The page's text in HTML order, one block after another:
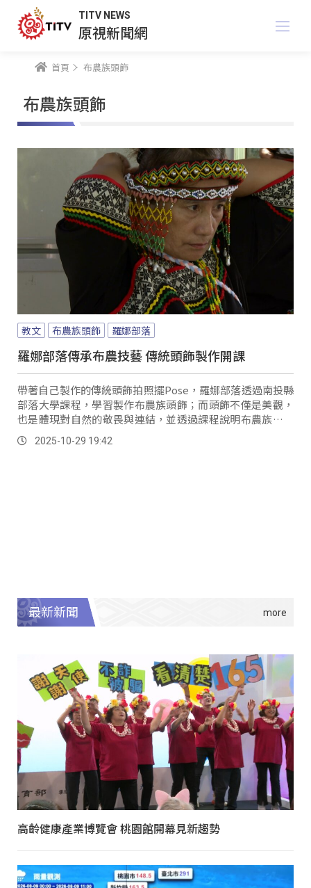
TITV NEWS
原視新聞網
首頁 布農族頭飾
布農族頭飾
教文 布農族頭飾 羅娜部落
羅娜部落傳承布農技藝 傳統頭飾製作開課
帶著自己製作的傳統頭飾拍照擺Pose，羅娜部落透過南投縣
部落大學課程，學習製作布農族頭飾；而頭飾不僅是美觀，
也是體現對自然的敬畏與連結，並透過課程說明布農族頭飾
的特別。
2025-10-29 19:42
最新新聞
高齡健康產業博覽會 桃園館開幕見新趨勢